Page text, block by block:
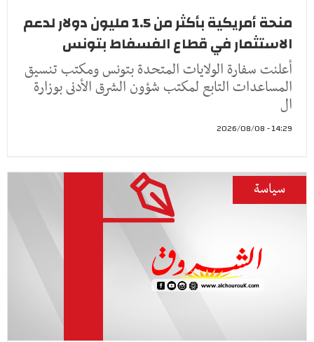
منحة أمريكية بأكثر من 1.5 مليون دولار لدعم
الاستثمار في قطاع الفسفاط بتونس
أعلنت سفارة الولايات المتحدة بتونس ومكتب تنسيق
المساعدات التابع لمكتب شؤون الشرق الأدنى بوزارة
ال
14:29 - 2026/08/08
سياسة